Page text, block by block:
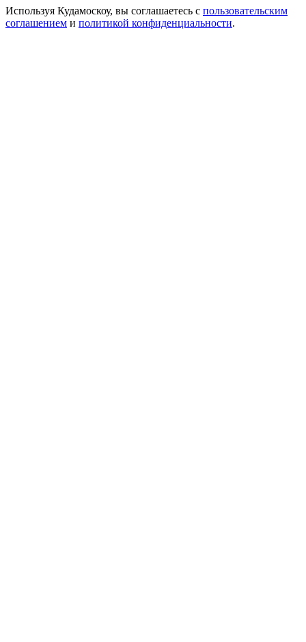
Используя Кудамоскоу, вы соглашаетесь с пользовательским
соглашением и политикой конфиденциальности.